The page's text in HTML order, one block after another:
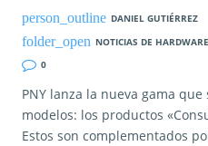
DANIEL GUTIÉRREZ
NOTICIAS DE HARDWARE
0
PNY lanza la nueva gama
modelos: los productos
Estos son complementados